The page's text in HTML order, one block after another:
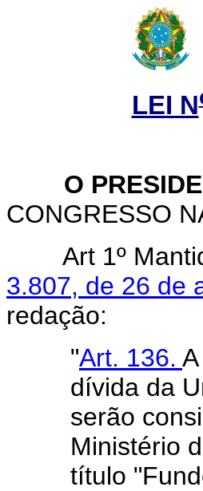
LEI N
O
CONGRESSO
Art 1º
3.807, de 26 de
redação:
"Art. 136.
dívida da
serão
Ministério
título